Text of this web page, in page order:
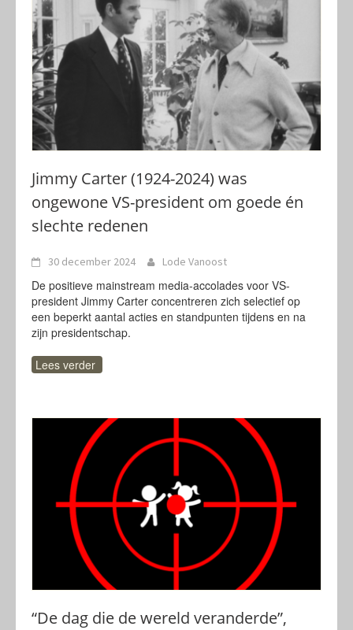
Jimmy Carter (1924-2024) was
ongewone VS-president om goede én
slechte redenen
30 december 2024 Lode Vanoost
De positieve mainstream media-accolades voor VS-
president Jimmy Carter concentreren zich selectief op
een beperkt aantal acties en standpunten tijdens en na
zijn presidentschap.
Lees verder
“De dag die de wereld veranderde”,